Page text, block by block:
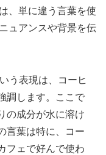
、単に違う言葉を使
ュアンスや背景を伝
う表現は、コーヒ
調します。ここで
の成分が水に溶け
言葉は特に、コー
フェで好んで使わ